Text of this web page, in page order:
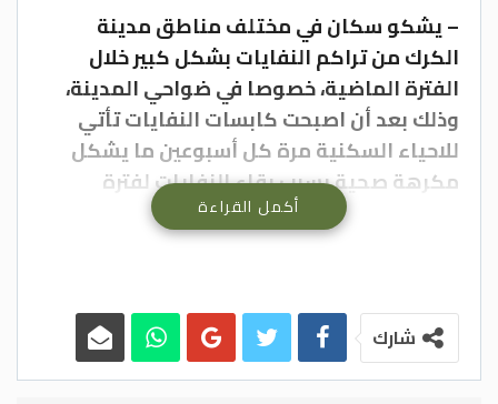
– يشكو سكان في مختلف مناطق مدينة
الكرك من تراكم النفايات بشكل كبير خلال
الفترة الماضية، خصوصا في ضواحي المدينة،
وذلك بعد أن اصبحت كابسات النفايات تأتي
للاحياء السكنية مرة كل أسبوعين ما يشكل
مكرهة صحية بسبب بقاء النفايات لفترة
طويلة، دون أن يتم إزالتها، وفقا للعديد من
التابعة للبلدية بنقل النفايات من أحياء وشوارع
البلدية والبلدات والضواحي التابعة لها، ما
يؤدي إلى تراكمها بالقرب من الحاويات التي
أكمل القراءة
شارك